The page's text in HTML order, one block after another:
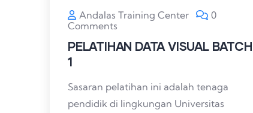
Andalas Training Center
0
Comments
PELATIHAN DATA VISUAL BATCH
1
Sasaran pelatihan ini adalah tenaga
pendidik di lingkungan Universitas